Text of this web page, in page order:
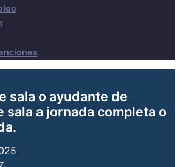
sala o ayudante de
sala a jornada completa o